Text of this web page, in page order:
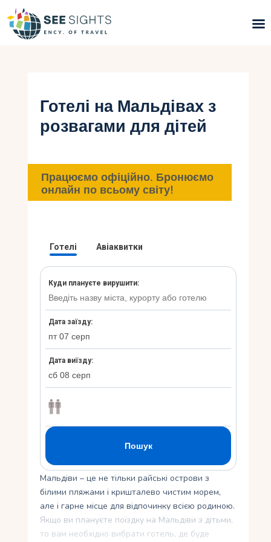
Гарячі тури
Типи Турів
Інфо
Контакти
Готелі на Мальдівах з
розвагами для дітей
Працюємо офіційно. Бронюємо
онлайн по всьому світу!
Мальдіви – це не тільки райські острови з
білими пляжами і кришталево чистим морем,
але і гарне місце для відпочинку всією родиною.
Якщо ви плануєте поїздку на Мальдіви з дітьми,
то вам необхідно вибрати готель, де буде